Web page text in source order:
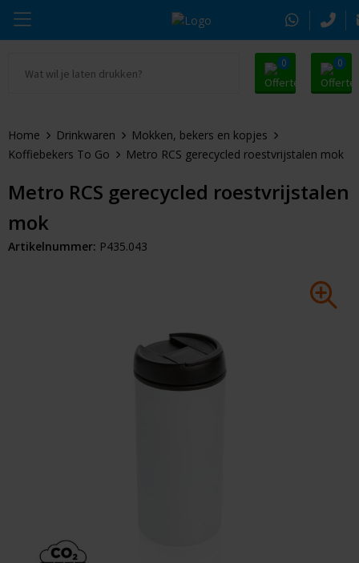
0 0
Drinkwaren
Tassen & Reizen
Sleutelhangers & Tools
Paraplu's
Alle promosnoepje
Zomer
Kerst
Thule
Alle merken
Home Drinkwaren
Mokken, bekers en kopjes
Koffiebekers To Go
Metro RCS gerecycled roestvrijstalen mok
Metro RCS gerecycled roestvrijstalen
mok
Artikelnummer: P435.043